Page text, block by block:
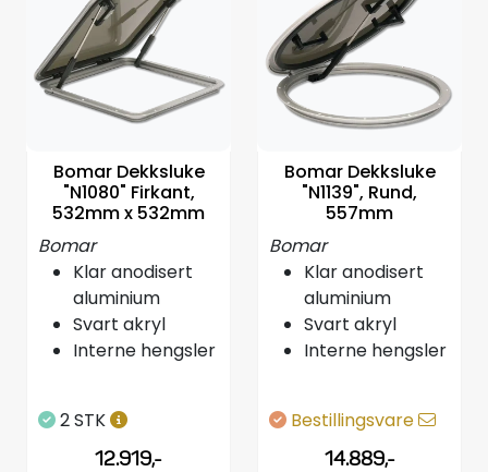
Bomar Dekksluke
"N1080" Firkant,
532mm x 532mm
Bomar
Klar anodisert
aluminium
Svart akryl
Interne hengsler
2 STK
12.919,-
Bomar Dekksluke
"N1139", Rund,
557mm
Bomar
Klar anodisert
aluminium
Svart akryl
Interne hengsler
Bestillingsvare
14.889,-